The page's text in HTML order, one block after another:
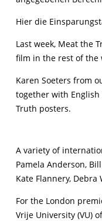
Hier die
Last week, Meat the
film in the rest of the
Karen Soeters from
together with English
Truth posters.
A variety of
Pamela Anderson,
Kate Flannery, Debra
For the London
Vrije University (VU)